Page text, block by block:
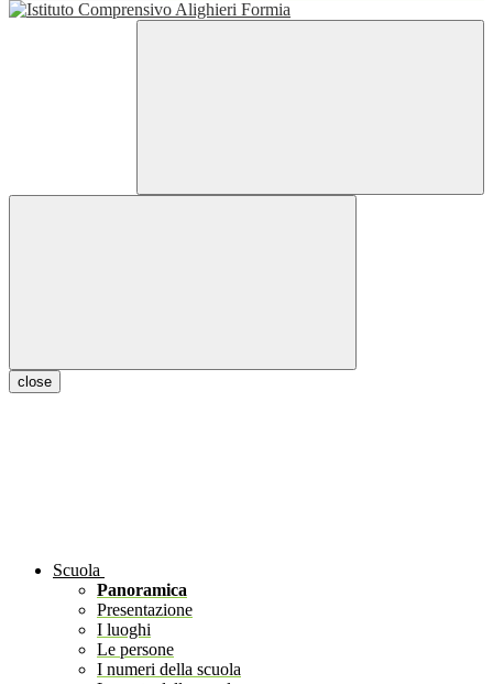
close
Scuola
Panoramica
Presentazione
I luoghi
Le persone
I numeri della scuola